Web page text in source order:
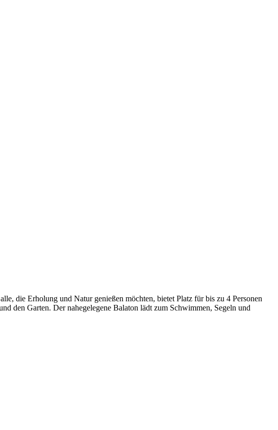
die Erholung und Natur genießen möchten, bietet Platz für bis zu 4 Personen
den Garten. Der nahegelegene Balaton lädt zum Schwimmen, Segeln und